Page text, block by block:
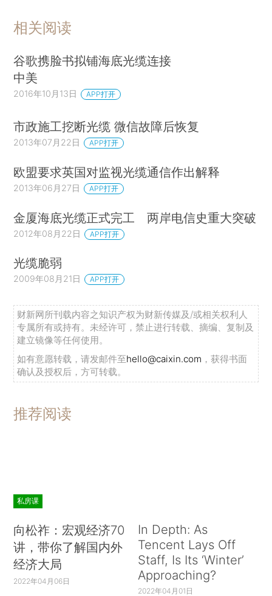
相关阅读
谷歌携脸书拟铺海底光缆连接
中美
2016年10月13日 APP打开
市政施工挖断光缆 微信故障后恢复
2013年07月22日 APP打开
欧盟要求英国对监视光缆通信作出解释
2013年06月27日 APP打开
金厦海底光缆正式完工 两岸电信史重大突破
2012年08月22日 APP打开
光缆脆弱
2009年08月21日 APP打开
财新网所刊载内容之知识产权为财新传媒及/或相关权利人
专属所有或持有。未经许可，禁止进行转载、摘编、复制及
建立镜像等任何使用。
如有意愿转载，请发邮件至hello@caixin.com ，获得书面
确认及授权后，方可转载。
推荐阅读
私房课
向松祚：宏观经济70
讲，带你了解国内外
经济大局
2022年04月06日
In Depth: As
Tencent Lays Off
Staff, Is Its ‘Winter’
Approaching?
2022年04月01日